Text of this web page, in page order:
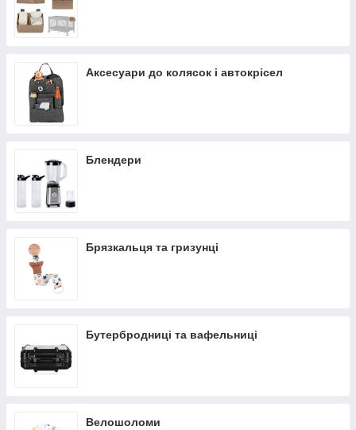
Аксесуари до колясок і автокрісел
Блендери
Брязкальця та гризунці
Бутербродниці та вафельниці
Велошоломи